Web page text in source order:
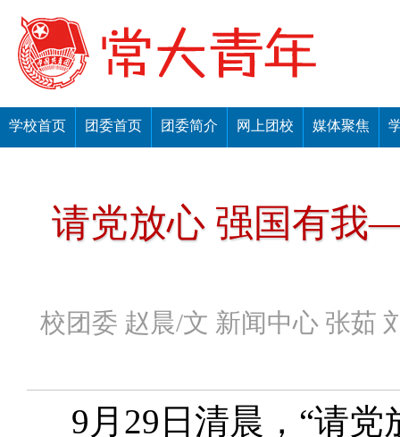
学校首页 团委首页 团委简介 网上团校 媒体聚焦
请党放心 强国有我
校团委 赵晨/文 新闻中心 张茹
9月29日清晨，“请党